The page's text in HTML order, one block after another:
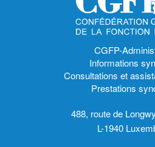
CGFP-
Informations
Consultations et
Prestations
488, route de
L-1940